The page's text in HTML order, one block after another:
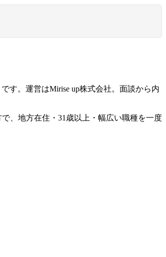
です。運営はMirise up株式会社。面談から内
、地方在住・31歳以上・幅広い職種を一度